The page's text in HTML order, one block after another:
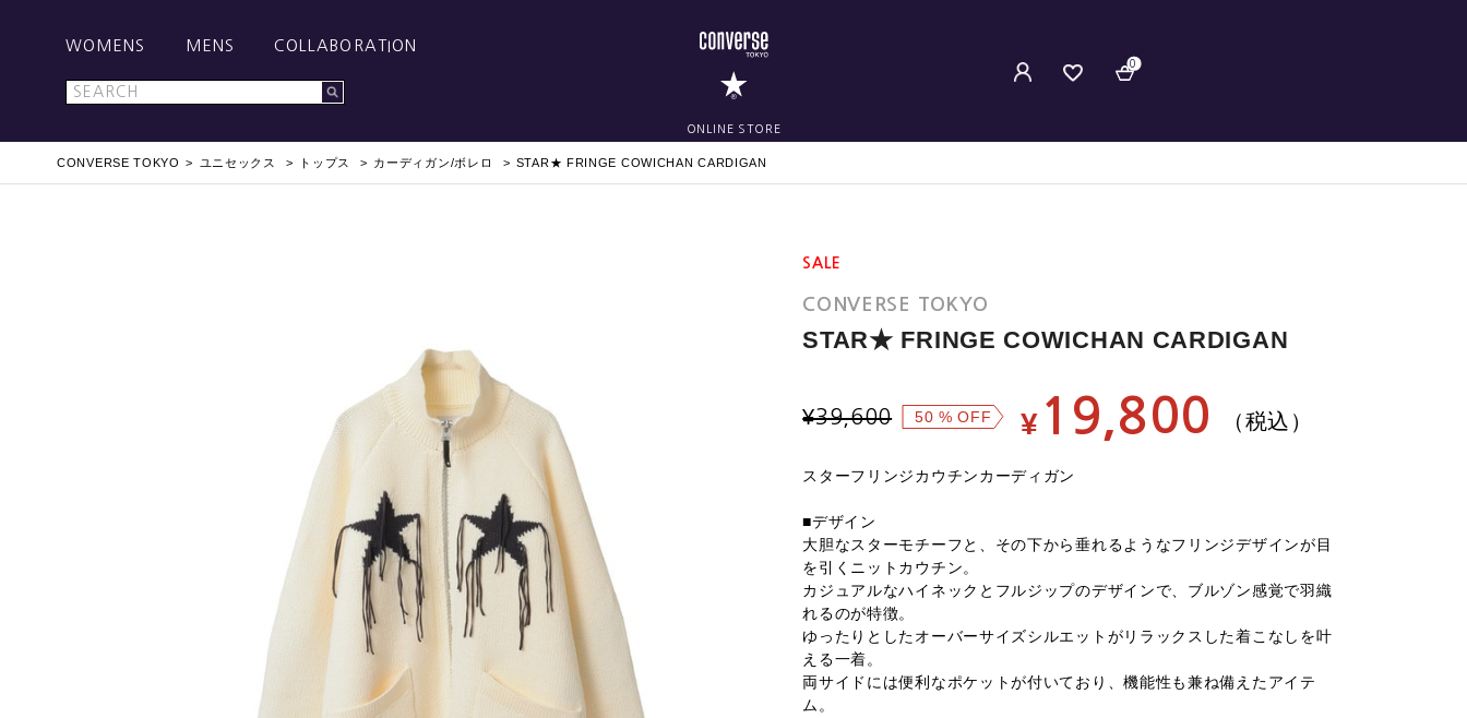
WOMENS MENS COLLABORATION
ONLINE STORE
0
CONVERSE TOKYO ユニセックス トップス カーディガン/ボレロ STAR★ FRINGE COWICHAN CARDIGAN
SALE
CONVERSE TOKYO
STAR★ FRINGE COWICHAN CARDIGAN
¥39,600 50 % OFF ¥ 19,800 （税込）
スターフリンジカウチンカーディガン
■デザイン
大胆なスターモチーフと、その下から垂れるようなフリンジデザインが目
を引くニットカウチン。
カジュアルなハイネックとフルジップのデザインで、ブルゾン感覚で羽織
れるのが特徴。
ゆったりとしたオーバーサイズシルエットがリラックスした着こなしを叶
える一着。
両サイドには便利なポケットが付いており、機能性も兼ね備えたアイテ
ム。